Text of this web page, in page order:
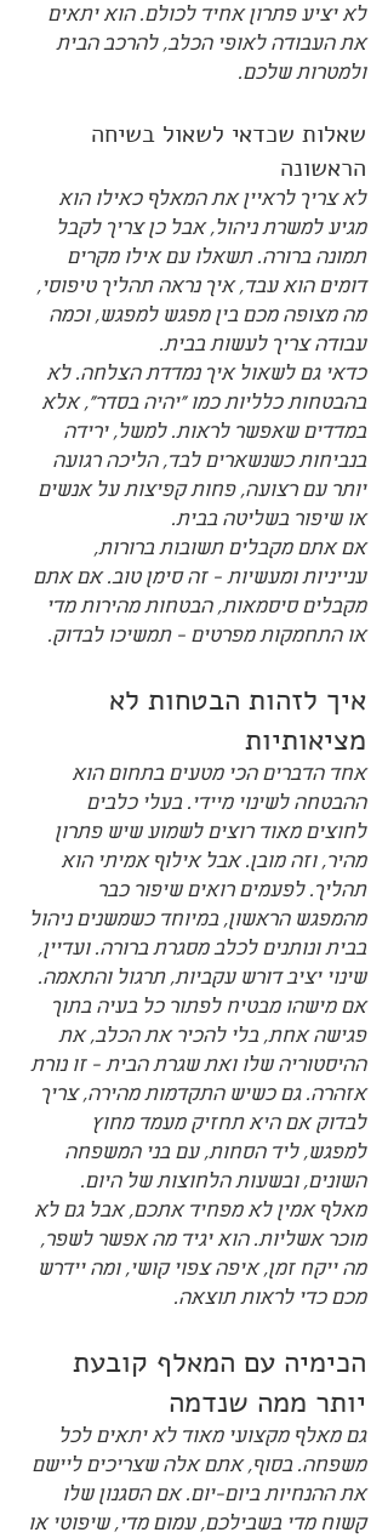
לא יציע פתרון אחיד לכולם. הוא יתאים
את העבודה לאופי הכלב, להרכב הבית
ולמטרות שלכם.
שאלות שכדאי לשאול בשיחה
הראשונה
לא צריך לראיין את המאלף כאילו הוא
מגיע למשרת ניהול, אבל כן צריך לקבל
תמונה ברורה. תשאלו עם אילו מקרים
דומים הוא עבד, איך נראה תהליך טיפוסי,
מה מצופה מכם בין מפגש למפגש, וכמה
עבודה צריך לעשות בבית.
כדאי גם לשאול איך נמדדת הצלחה. לא
בהבטחות כלליות כמו "יהיה בסדר", אלא
במדדים שאפשר לראות. למשל, ירידה
בנביחות כשנשארים לבד, הליכה רגועה
יותר עם רצועה, פחות קפיצות על אנשים
או שיפור בשליטה בבית.
אם אתם מקבלים תשובות ברורות,
ענייניות ומעשיות - זה סימן טוב. אם אתם
מקבלים סיסמאות, הבטחות מהירות מדי
או התחמקות מפרטים - תמשיכו לבדוק.
איך לזהות הבטחות לא
מציאותיות
אחד הדברים הכי מטעים בתחום הוא
ההבטחה לשינוי מיידי. בעלי כלבים
לחוצים מאוד רוצים לשמוע שיש פתרון
מהיר, וזה מובן. אבל אילוף אמיתי הוא
תהליך. לפעמים רואים שיפור כבר
מהמפגש הראשון, במיוחד כשמשנים ניהול
בבית ונותנים לכלב מסגרת ברורה. ועדיין,
שינוי יציב דורש עקביות, תרגול והתאמה.
אם מישהו מבטיח לפתור כל בעיה בתוך
פגישה אחת, בלי להכיר את הכלב, את
ההיסטוריה שלו ואת שגרת הבית - זו נורת
אזהרה. גם כשיש התקדמות מהירה, צריך
לבדוק אם היא תחזיק מעמד מחוץ
למפגש, ליד הסחות, עם בני המשפחה
השונים, ובשעות הלחוצות של היום.
מאלף אמין לא מפחיד אתכם, אבל גם לא
מוכר אשליות. הוא יגיד מה אפשר לשפר,
מה ייקח זמן, איפה צפוי קושי, ומה יידרש
מכם כדי לראות תוצאה.
הכימיה עם המאלף קובעת
יותר ממה שנדמה
גם מאלף מקצועי מאוד לא יתאים לכל
משפחה. בסוף, אתם אלה שצריכים ליישם
את ההנחיות ביום-יום. אם הסגנון שלו
קשוח מדי בשבילכם, עמום מדי, שיפוטי או